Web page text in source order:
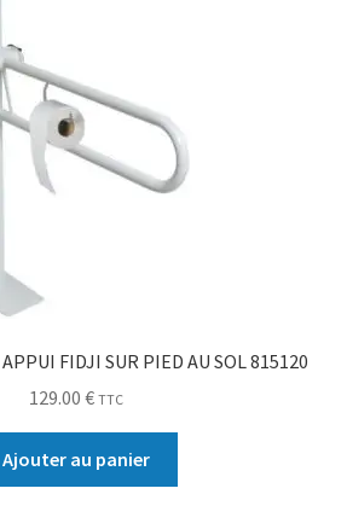
FIDJI SUR PIED AU SOL 815120
129.00 € TTC
Ajouter au panier